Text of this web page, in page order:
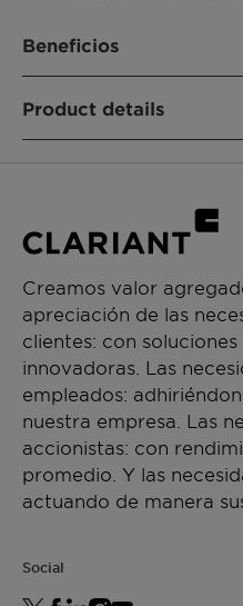
Beneficios
properties of the paint
-Hazard label-free
-Suitable for ecolabels
-50% active content
Product details
APLICACIONES
Mineral paints
Waterborne paints
Creamos valor
apreciación de las
clientes: con
innovadoras. Las
empleados:
nuestra empresa. Las
accionistas: con
promedio. Y las
actuando de manera
Social